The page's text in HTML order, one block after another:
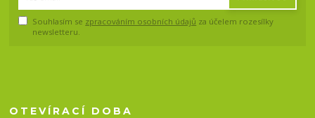
Souhlasím se zpracováním osobních údajů za účelem rozesílky
newsletteru.
OTEVÍRACÍ DOBA